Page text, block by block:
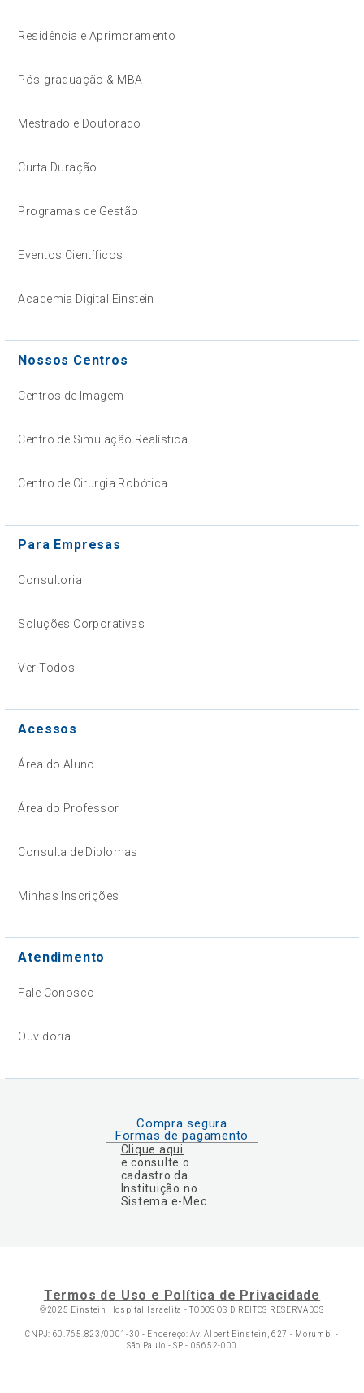
Residência e Aprimoramento
Pós-graduação & MBA
Mestrado e Doutorado
Curta Duração
Programas de Gestão
Eventos Científicos
Academia Digital Einstein
Nossos Centros
Centros de Imagem
Centro de Simulação Realística
Centro de Cirurgia Robótica
Para Empresas
Consultoria
Soluções Corporativas
Ver Todos
Acessos
Área do Aluno
Área do Professor
Consulta de Diplomas
Minhas Inscrições
Atendimento
Fale Conosco
Ouvidoria
Compra segura
Formas de pagamento
Clique aqui
e consulte o
cadastro da
Instituição no
Sistema e-Mec
Termos de Uso e Política de Privacidade
©2025 Einstein Hospital Israelita -TODOS OS DIREITOS RESERVADOS
CNPJ: 60.765.823/0001-30 - Endereço: Av. Albert Einstein, 627 - Morumbi -
São Paulo - SP - 05652-000